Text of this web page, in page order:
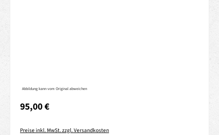
Abbildung kann vom Original abweichen
Regulärer Preis:
95,00 €
Preise inkl. MwSt. zzgl. Versandkosten